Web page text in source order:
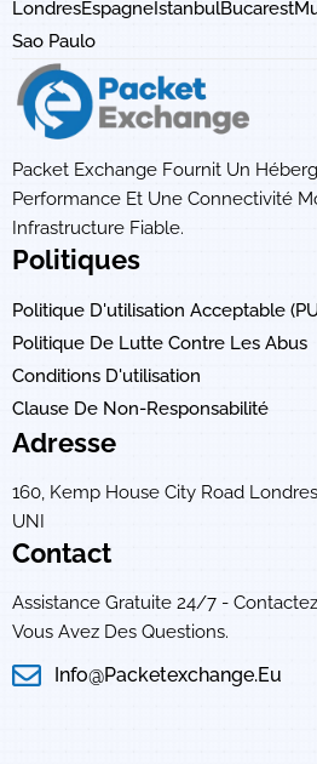
LondresEspagne IstanbulBucarest
Sao Paulo
Packet Exchange Fournit Un
Performance Et Une Connectivité
Infrastructure Fiable.
Politiques
Politique D'utilisation Acceptable
Politique De Lutte Contre Les Abus
Conditions D'utilisation
Clause De Non-Responsabilité
Adresse
160, Kemp House City Road Londres
UNI
Contact
Assistance Gratuite 24/7 -
Vous Avez Des Questions.
Info@packetexchange.eu